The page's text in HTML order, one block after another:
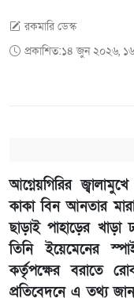
রকমারি ডেস্ক
প্রকাশিত:১৪ জুন ২০২৬,
আগ্নেয়গিরির
কাকা বিন আনতার
ছাড়াই পাহাড়ের
তিনি ইয়েমেনের
কর্তৃপক্ষের বরাতে
প্রতিবেদনে এ তথ্য